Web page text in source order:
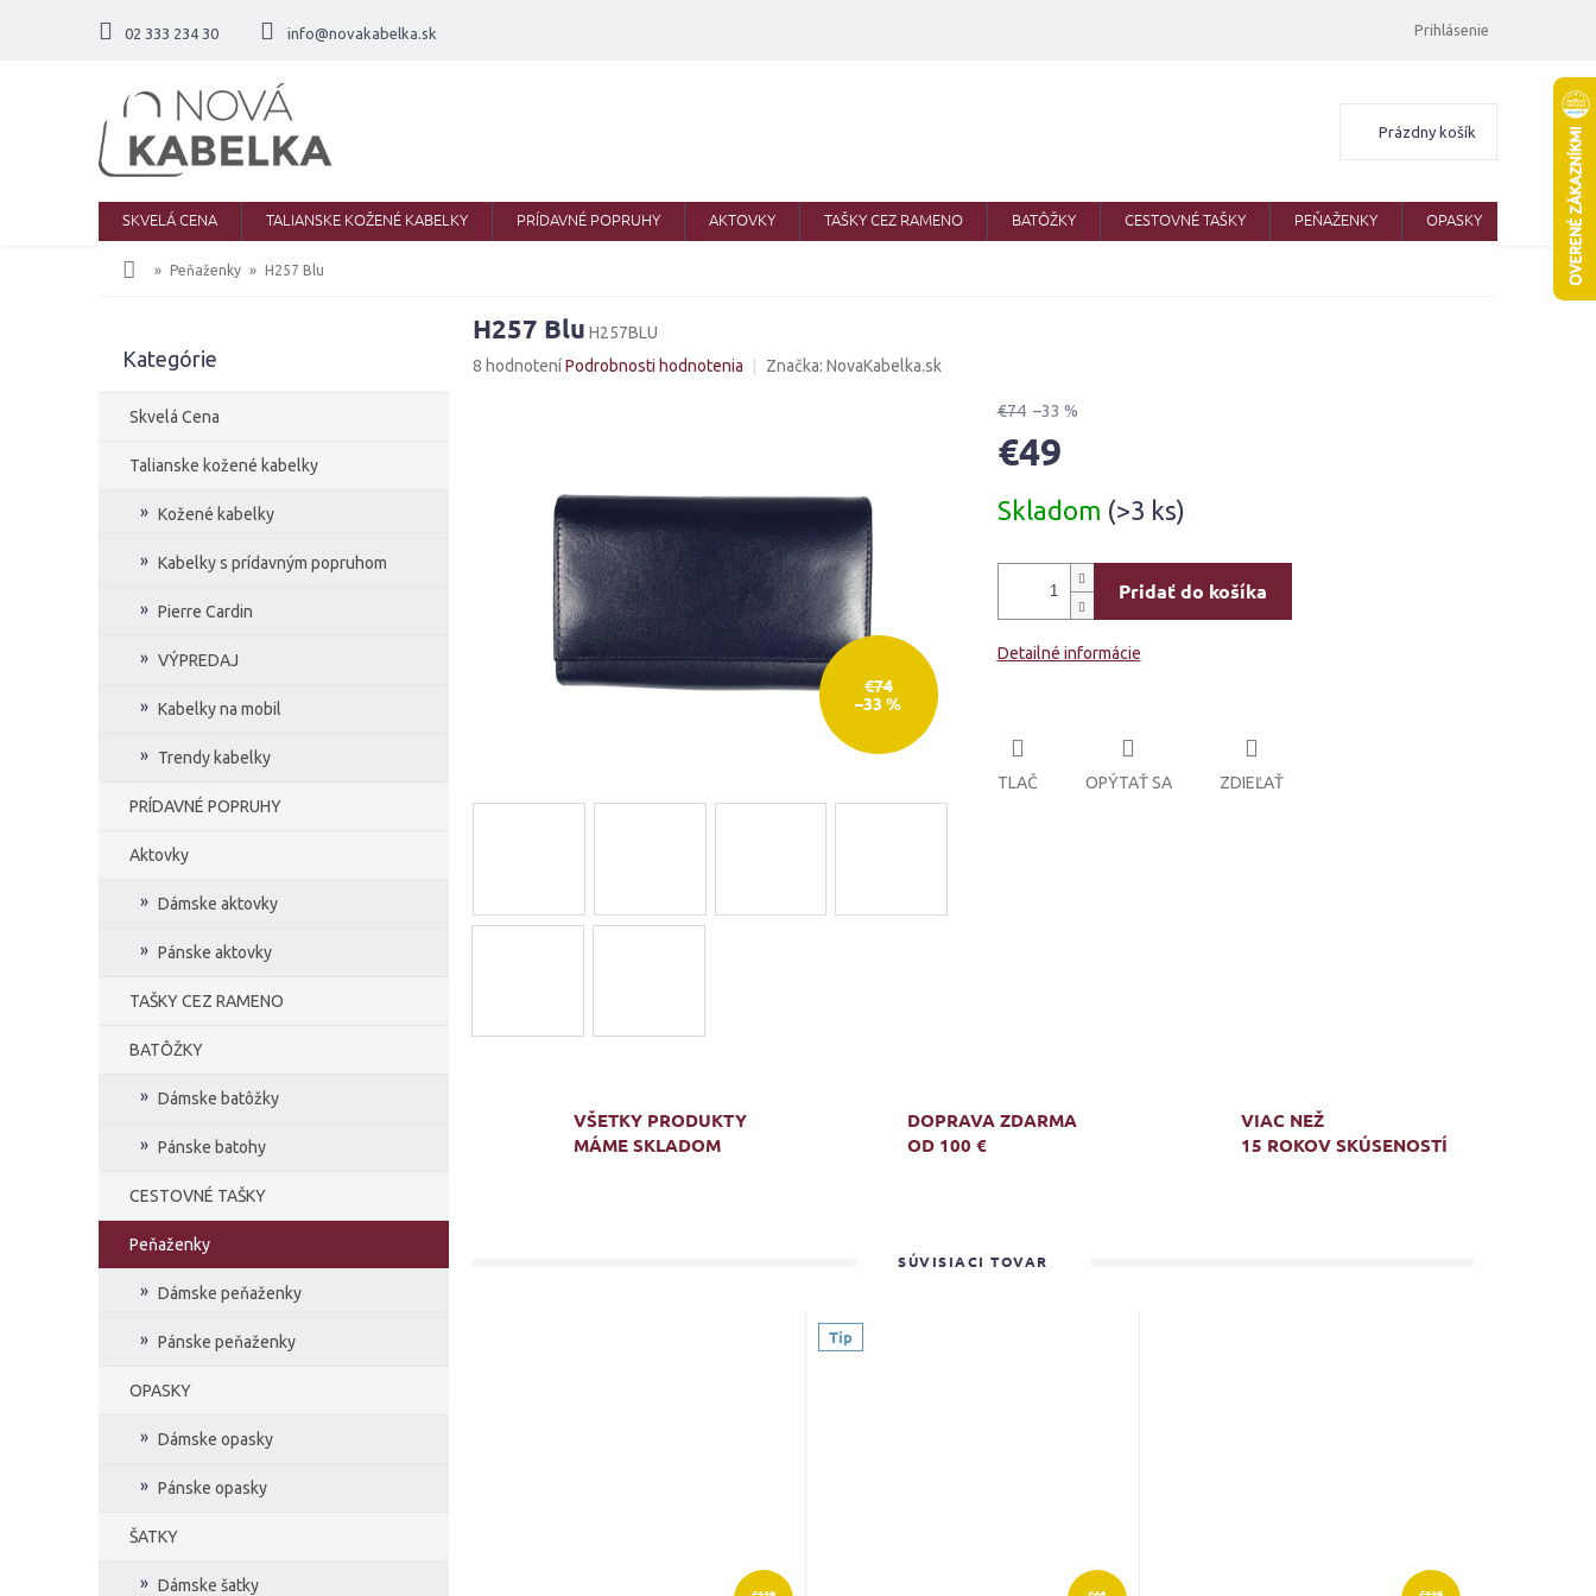
02 333 234 30 info@novakabelka.sk Prihlásenie
Nákupný
Prázdny košík
SKVELÁ CENA TALIANSKE KOŽENÉ KABELKY PRÍDAVNÉ POPRUHY AKTOVKY TAŠKY CEZ RAMENO BATÔŽKY CESTOVNÉ TAŠKY PEŇAŽENKY OPASKY ŠATKY
Domov
Peňaženky H257 Blu
č
Preskočiť
Kategórie
Skvelá Cena
Talianske kožené kabelky
Kožené kabelky
Kabelky s prídavným popruhom
Pierre Cardin
VÝPREDAJ
Kabelky na mobil
Trendy kabelky
PRÍDAVNÉ POPRUHY
Aktovky
Dámske aktovky
Pánske aktovky
TAŠKY CEZ RAMENO
BATÔŽKY
Dámske batôžky
Pánske batohy
CESTOVNÉ TAŠKY
Peňaženky
Dámske peňaženky
Pánske peňaženky
OPASKY
Dámske opasky
Pánske opasky
ŠATKY
Dámske šatky
H257 Blu H257BLU
Priemerné
hviezdičiek.
8 hodnoteníPodrobnosti hodnotenia Značka: NovaKabelka.sk
€74
–33 %
€74 –33 %
€49
cena:
Skladom (>3 ks)
Pridať do košíka
Detailné informácie
TLAČ OPÝTAŤ SA ZDIEĽAŤ
VŠETKY PRODUKTY
MÁME SKLADOM
DOPRAVA ZDARMA
OD 100 €
VIAC NEŽ
15 ROKOV SKÚSENOSTÍ
SÚVISIACI TOVAR
Tip